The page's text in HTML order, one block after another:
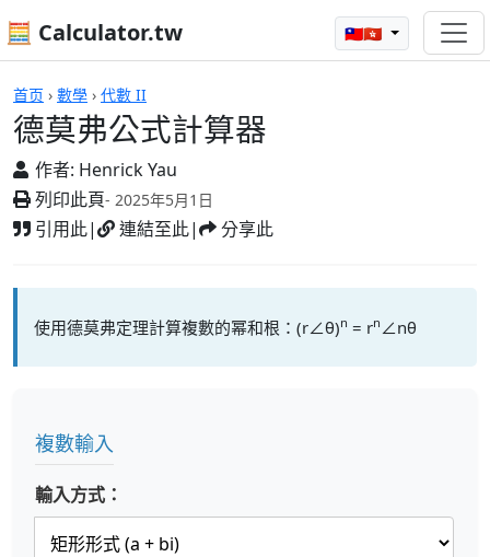
🧮 Calculator.tw 🇹🇼🇭🇰
首页 › 數學 › 代數 II
德莫弗公式計算器
作者: Henrick Yau
列印此頁- 2025年5月1日
引用此| 連結至此| 分享此
計算機
使用德莫弗定理計算複數的幂和根：(r∠θ)n = rn∠nθ
複數輸入
輸入方式：